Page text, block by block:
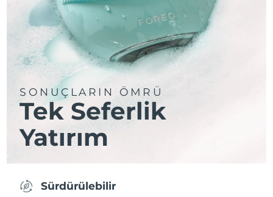
SONUÇLARIN ÖMRÜ
Tek Seferlik
Yatırım
Sürdürülebilir